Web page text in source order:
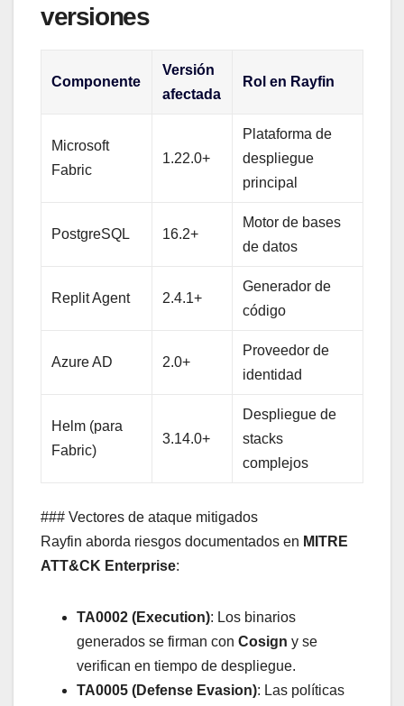
versiones
Componente
Versión
afectada
Rol en Rayfin
Microsoft
Fabric
1.22.0+
Plataforma de
despliegue
principal
PostgreSQL 16.2+
Motor de bases
de datos
Replit Agent 2.4.1+
Generador de
código
Azure AD 2.0+
Proveedor de
identidad
Helm (para
Fabric)
3.14.0+
Despliegue de
stacks
complejos
### Vectores de ataque mitigados
Rayfin aborda riesgos documentados en MITRE
ATT&CK Enterprise:
TA0002 (Execution): Los binarios
generados se firman con Cosign y se
verifican en tiempo de despliegue.
TA0005 (Defense Evasion): Las políticas